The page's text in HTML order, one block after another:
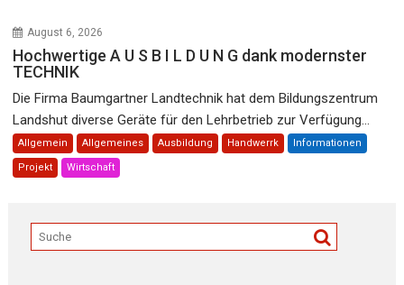
August 6, 2026
Hochwertige A U S B I L D U N G dank modernster
TECHNIK
Die Firma Baumgartner Landtechnik hat dem Bildungszentrum
Landshut diverse Geräte für den Lehrbetrieb zur Verfügung...
Allgemein Allgemeines Ausbildung Handwerrk Informationen
Projekt Wirtschaft